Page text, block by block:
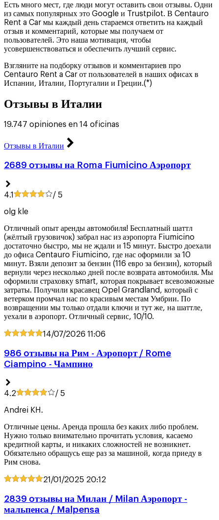
Есть много мест, где люди могут оставить свои отзывы. Одни
из самых популярных это Google и Trustpilot. В Centauro
Rent a Car мы каждый день стараемся ответить на каждый
отзыв и комментарий, которые мы получаем от
пользователей. Это наша мотивация, чтобы
усовершенствоваться и обеспечить лучший сервис.
Взгляните на подборку отзывов и комментариев про
Centauro Rent a Car от пользователей в наших офисах в
Испании, Италии, Португалии и Греции.(*)
Отзывы в Италии
19.747 opiniones en 14 oficinas
Отзывы в Италии
2689 oтзывы на Roma Fiumicino Аэропорт
4.1 / 5
olg kle
Отличный опыт аренды автомобиля! Бесплатный шаттл
(жёлтый грузовичок) забрал нас из аэропорта Fiumicino
достаточно быстро, мы не ждали и 15 минут. Быстро доехали
до офиса Centauro Fiumicino, где нас оформили за 10
минут. Взяли депозит за бензин (116 евро за бензин), который
вернули через несколько дней после возврата автомобиля. Мы
оформили страховку smart, которая покрывает всевозможные
затраты. Получили красавец Opel Grandland, который с
ветерком промчал нас по красивым местам Умбрии. По
возвращении мы только отдали ключи и тут же, на шаттле,
уехали в аэропорт. Отличный сервис, 10/10.
14/07/2026 11:06
986 oтзывы на Рим - Аэропорт / Rome
Ciampino - Чампино
4.2 / 5
Andrei KH.
Отличные цены. Аренда прошла без каких либо проблем.
Нужно только внимательно прочитать условия, касаемо
кредитной карты, и никаких сложностей не возникнет.
Обязательно обращусь еще раз за машиной, когда приеду в
Рим снова.
21/01/2025 20:12
2839 oтзывы на Милан / Milan Аэропорт -
мальпенса / Malpensa